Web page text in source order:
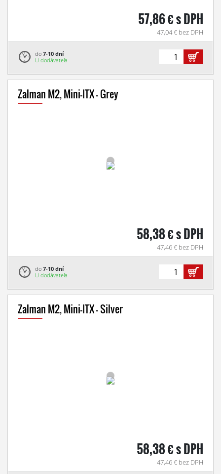
57,86 € s DPH
47,04 € bez DPH
do 7-10 dní
U dodávateľa
Zalman M2, Mini-ITX - Grey
58,38 € s DPH
47,46 € bez DPH
do 7-10 dní
U dodávateľa
Zalman M2, Mini-ITX - Silver
58,38 € s DPH
47,46 € bez DPH